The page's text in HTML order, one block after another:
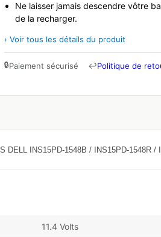
Ne laisser jamais descendre vôtre
de la recharger.
› Voir tous les détails du produit
🔒Paiement sécurisé ↩Politique de
DELL INS15PD-1548B / INS15PD-1548R
11.4 Volts